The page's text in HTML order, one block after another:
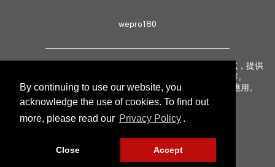
By continuing to use our website, you
acknowledge the use of cookies. To find out
more, please read our Privacy Policy .
Close Accept
wepro180
wepro180 由 IT 業界專家組成，以生動有趣、深入淺出方式，提供
最新 IT 動態、趨勢、技術、行業熱話、專題報導等內容。
致力提升亞太地區科技知識及網絡安全意識，促進新技術應用。